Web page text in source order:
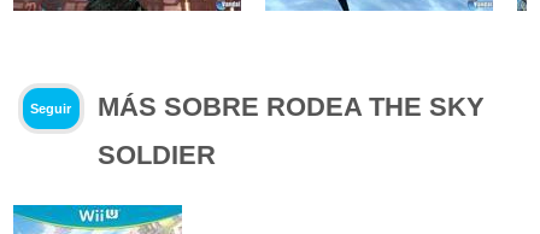
Seguir
MÁS SOBRE RODEA THE SKY
SOLDIER